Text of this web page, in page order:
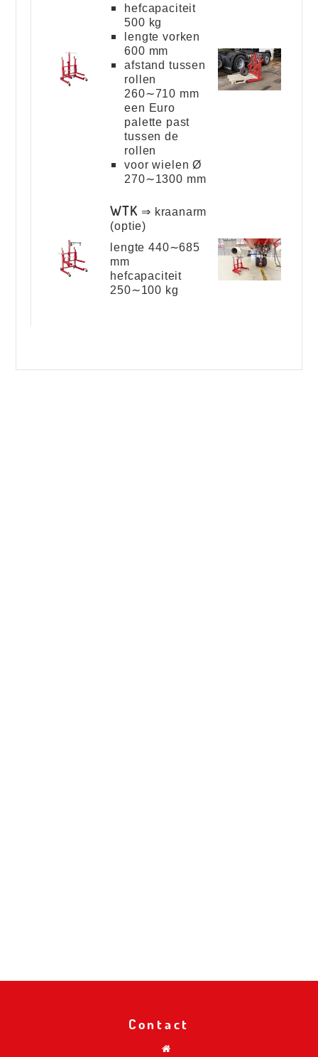
hefcapaciteit
500 kg
lengte vorken
600 mm
afstand tussen
rollen
260∼710 mm
een Euro
palette past
tussen de
rollen
voor wielen Ø
270∼1300 mm
WTK ⇒ kraanarm
(optie)
lengte 440∼685
mm
hefcapaciteit
250∼100 kg
Contact